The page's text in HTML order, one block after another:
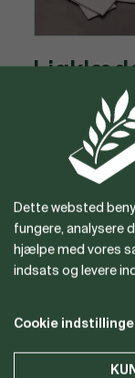
Vil du
eller
Dette websted
fungere, analysere
hjælpe med vores
indsats og levere
Cookie